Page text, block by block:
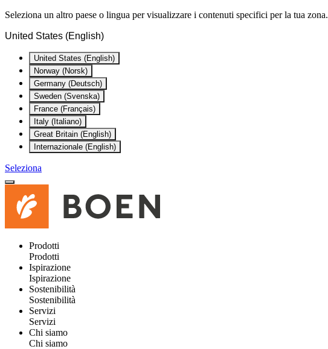
Seleziona un altro paese o lingua per visualizzare i contenuti specifici per la tua zona.
United States (English)
United States (English)
Norway (Norsk)
Germany (Deutsch)
Sweden (Svenska)
France (Français)
Italy (Italiano)
Great Britain (English)
Internazionale (English)
Seleziona
Prodotti
Prodotti
Ispirazione
Ispirazione
Sostenibilità
Sostenibilità
Servizi
Servizi
Chi siamo
Chi siamo